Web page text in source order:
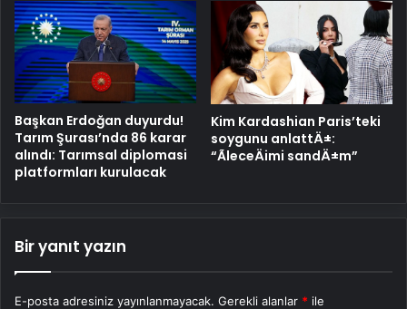
Başkan Erdoğan duyurdu!
Tarım Şurası’nda 86 karar
alındı: Tarımsal diplomasi
platformları kurulacak
Kim Kardashian Paris’teki
soygunu anlattÄ±:
“ÃleceÄimi sandÄ±m”
Bir yanıt yazın
E-posta adresiniz yayınlanmayacak. Gerekli alanlar * ile